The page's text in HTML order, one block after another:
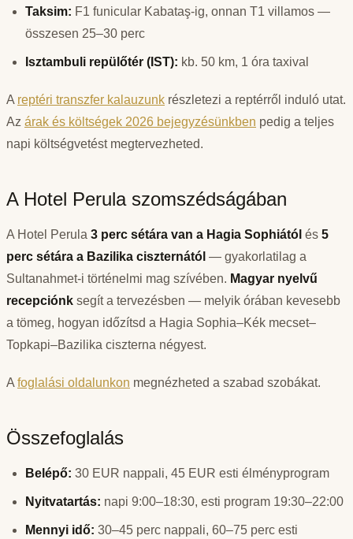
Taksim: F1 funicular Kabataş-ig, onnan T1 villamos —
összesen 25–30 perc
Isztambuli repülőtér (IST): kb. 50 km, 1 óra taxival
A reptéri transzfer kalauzunk részletezi a reptérről induló utat.
Az árak és költségek 2026 bejegyzésünkben pedig a teljes
napi költségvetést megtervezheted.
A Hotel Perula szomszédságában
A Hotel Perula 3 perc sétára van a Hagia Sophiától és 5
perc sétára a Bazilika ciszternától — gyakorlatilag a
Sultanahmet-i történelmi mag szívében. Magyar nyelvű
recepciónk segít a tervezésben — melyik órában kevesebb
a tömeg, hogyan időzítsd a Hagia Sophia–Kék mecset–
Topkapi–Bazilika ciszterna négyest.
Afoglalási oldalunkon megnézheted a szabad szobákat.
Összefoglalás
Belépő: 30 EUR nappali, 45 EUR esti élményprogram
Nyitvatartás: napi 9:00–18:30, esti program 19:30–22:00
Mennyi idő: 30–45 perc nappali, 60–75 perc esti